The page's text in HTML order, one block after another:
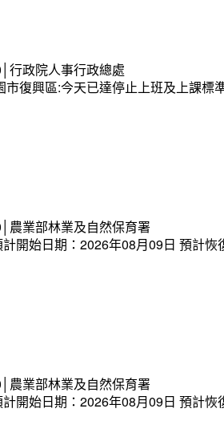
行政院人事行政總處
市復興區:今天已達停止上班及上課
農業部林業及自然保育署
計開始日期：2026年08月09日 預計
農業部林業及自然保育署
計開始日期：2026年08月09日 預計